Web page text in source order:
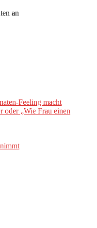
an
Feeling macht
oder „Wie Frau einen